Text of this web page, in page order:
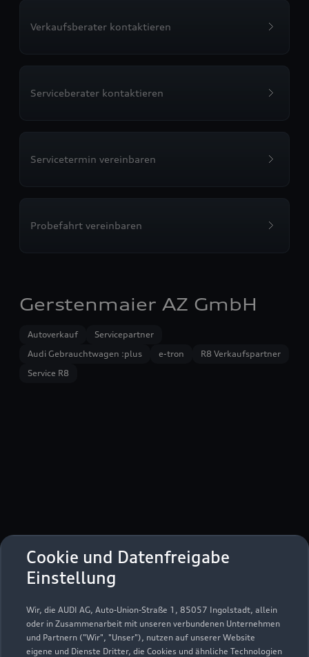
Cookie und Datenfreigabe
Einstellung
Wir, die AUDI AG, Auto-Union-Straße 1, 85057 Ingolstadt, allein
oder in Zusammenarbeit mit unseren verbundenen Unternehmen
und Partnern ("Wir", "Unser"), nutzen auf unserer Website
eigene und Dienste Dritter, die Cookies und ähnliche Technologien
Verkaufsberater kontaktieren
Serviceberater kontaktieren
Servicetermin vereinbaren
Probefahrt vereinbaren
Gerstenmaier AZ GmbH
Autoverkauf
Servicepartner
Audi Gebrauchtwagen :plus
e-tron
R8 Verkaufspartner
Service R8
Flugstraße 27
76532 Baden-Baden
07221 408300